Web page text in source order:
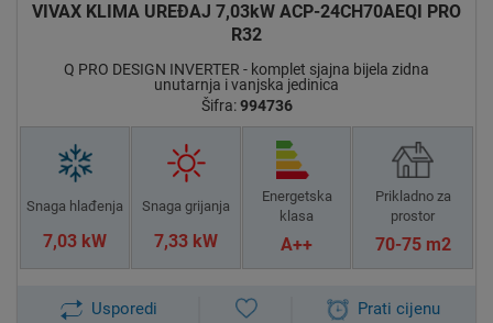
VIVAX KLIMA UREĐAJ 7,03kW ACP-24CH70AEQI PRO
R32
Q PRO DESIGN INVERTER - komplet sjajna bijela zidna
unutarnja i vanjska jedinica
Šifra:994736
Snaga hlađenja
7,03 kW
Snaga grijanja
7,33 kW
Energetska
klasa
A++
Prikladno za
prostor
70-75 m2
Usporedi Prati cijenu